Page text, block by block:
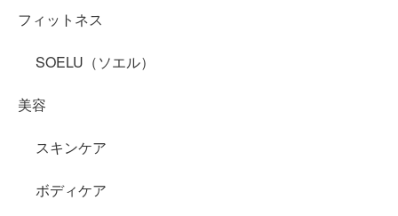
フィットネス
SOELU（ソエル）
美容
スキンケア
ボディケア